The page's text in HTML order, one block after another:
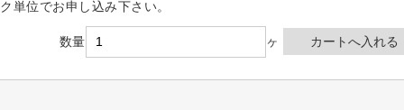
ク単位でお申し込み下さい。
数量 ヶ